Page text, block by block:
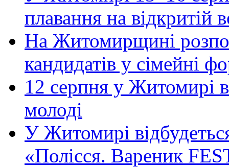
плавання на відкритій
На Житомирщині
кандидатів у сімейні
12 серпня у Житомирі
молоді
У Житомирі
«Полісся. Вареник